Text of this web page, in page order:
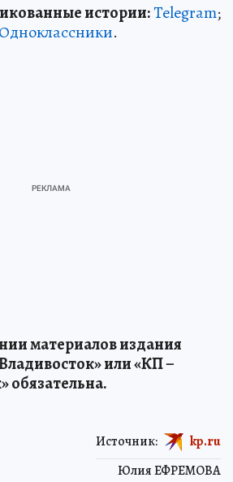
истории:Telegram;
Одноклассники.
материалов издания
или «КП –
обязательна.
Юлия ЕФРЕМОВА
Источник: kp.ru